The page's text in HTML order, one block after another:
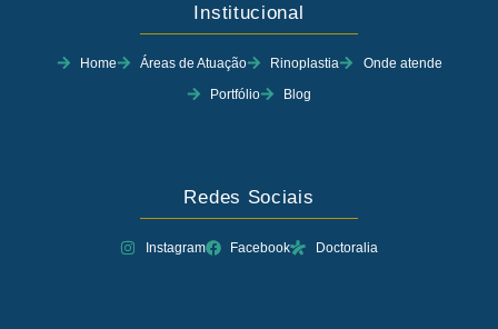
Institucional
Home Áreas de Atuação Rinoplastia
Onde atende
Portfólio
Blog
Redes Sociais
Instagram Facebook Doctoralia